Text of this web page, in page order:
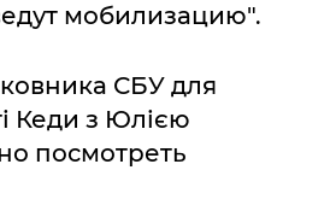
мобилизацию".
СБУ для
Кеди з Юлією
посмотреть